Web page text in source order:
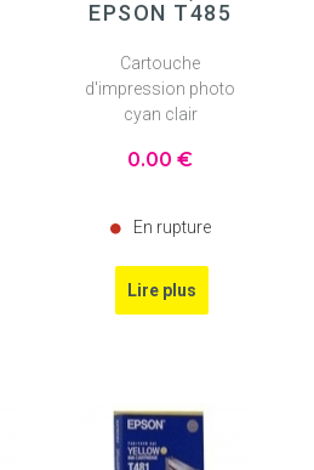
EPSON T485
Cartouche
d'impression photo
cyan clair
0.00 €
En rupture